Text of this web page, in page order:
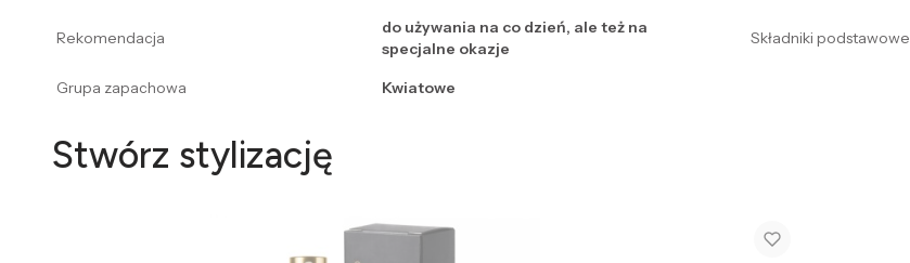
Rekomendacja
do używania na co dzień, ale też na
specjalne okazje
Składniki podstawowe
Grupa zapachowa
Kwiatowe
Stwórz stylizację